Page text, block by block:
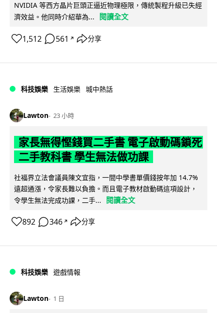
NVIDIA 等西方晶片巨頭正逼近物理極限，傳統製程升級已失經
濟效益。他同時介紹華為...
閱讀全文
1,512 561 ↗ 分享
科技娛樂 生活娛樂 城中熱話
Lawton 23 小時
家長無得慳錢買二手書 電子啟動碼鎖死
二手教科書 學生無法做功課
社福界立法會議員陳文宜指，一間中學書單價錢按年加 14.7%
遠超通漲，令家長難以負擔。而且電子教材啟動碼這項設計，
令學生無法完成功課，二手...
閱讀全文
892 346 ↗ 分享
科技娛樂 遊戲情報
Lawton 1 日